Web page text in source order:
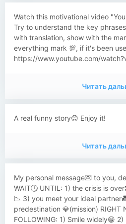
Watch this motivational video
Try to understand the key
with translation, show with the
everything mark 💯, if it's been
https://www.youtube.com/
Читать
​​A real funny story😊 Enjoy it!
Читать
​​My personal message💌 to you,
WAIT🕛 UNTIL: 1) the crisis is
📉 3) you meet your ideal
predestination 💎(mission) RIGHT
FOLLOWING: 1) Smile widely😁 2)